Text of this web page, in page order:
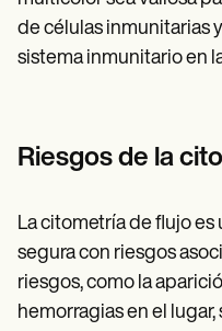
de células inmunitarias
sistema inmunitario en
Riesgos de la
La citometría de flujo
segura con riesgos
riesgos, como la
hemorragias en el